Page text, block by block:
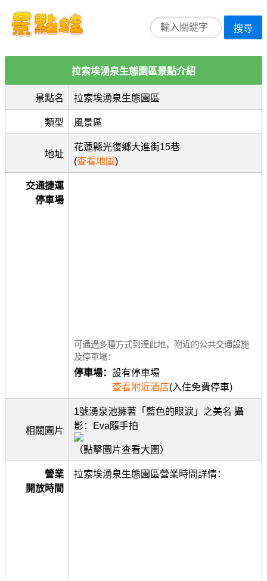
搜尋
拉索埃湧泉生態園區景點介紹
景點名 拉索埃湧泉生態園區
類型 風景區
地址
花蓮縣光復鄉大進街15巷
(查看地圖)
交通捷運
停車場
可通過多種方式到達此地，附近的公共交通設施
及停車場：
停車場： 設有停車場
查看附近酒店(入住免費停車)
相關圖片
1號湧泉池擁著「藍色的眼淚」之美名 攝
影：Eva隨手拍
（點擊圖片查看大圖）
營業
開放時間
拉索埃湧泉生態園區營業時間詳情：